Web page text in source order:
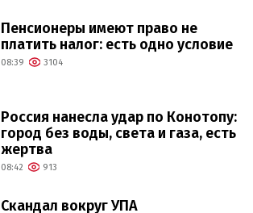
Пенсионеры имеют право не
платить налог: есть одно условие
08:39 3104
Россия нанесла удар по Конотопу:
город без воды, света и газа, есть
жертва
08:42 913
Скандал вокруг УПА